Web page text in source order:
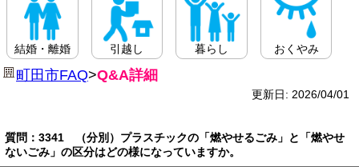
結婚・離婚 引越し 暮らし おくやみ
町田市FAQ>Q&A詳細
更新日: 2026/04/01
質問：3341 （分別）プラスチックの「燃やせるごみ」と「燃やせ
ないごみ」の区分はどの様になっていますか。